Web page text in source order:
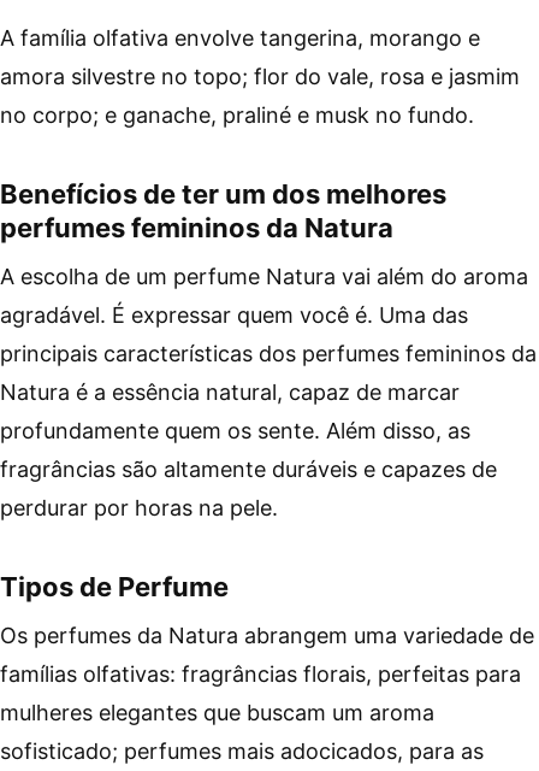
A família olfativa envolve tangerina, morango e
amora silvestre no topo; flor do vale, rosa e jasmim
no corpo; e ganache, praliné e musk no fundo.
Benefícios de ter um dos melhores
perfumes femininos da Natura
A escolha de um perfume Natura vai além do aroma
agradável. É expressar quem você é. Uma das
principais características dos perfumes femininos da
Natura é a essência natural, capaz de marcar
profundamente quem os sente. Além disso, as
fragrâncias são altamente duráveis e capazes de
perdurar por horas na pele.
Tipos de Perfume
Os perfumes da Natura abrangem uma variedade de
famílias olfativas: fragrâncias florais, perfeitas para
mulheres elegantes que buscam um aroma
sofisticado; perfumes mais adocicados, para as